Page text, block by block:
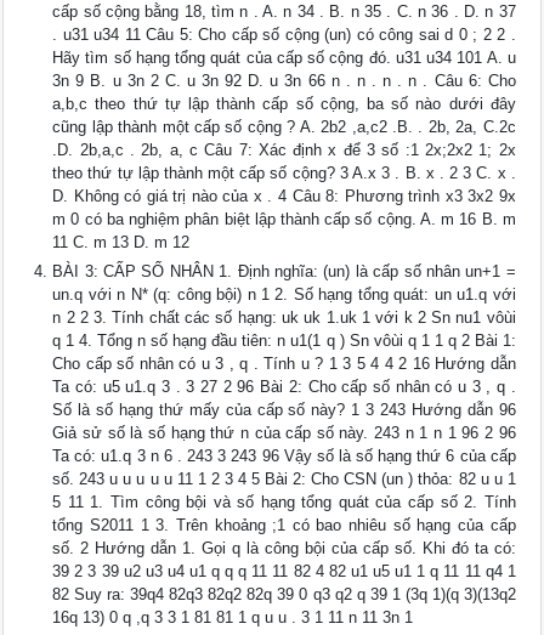
cấp số cộng bằng 18, tìm n . A. n 34 . B. n 35 . C. n 36 . D. n 37
. u31 u34 11 Câu 5: Cho cấp số cộng (un) có công sai d 0 ; 2 2 .
Hãy tìm số hạng tổng quát của cấp số cộng đó. u31 u34 101 A. u
3n 9 B. u 3n 2 C. u 3n 92 D. u 3n 66 n . n . n . n . Câu 6: Cho
a,b,c theo thứ tự lập thành cấp số cộng, ba số nào dưới đây
cũng lập thành một cấp số cộng ? A. 2b2 ,a,c2 .B. . 2b, 2a, C.2c
.D. 2b,a,c . 2b, a, c Câu 7: Xác định x để 3 số :1 2x;2x2 1; 2x
theo thứ tự lập thành một cấp số cộng? 3 A.x 3 . B. x . 2 3 C. x .
D. Không có giá trị nào của x . 4 Câu 8: Phương trình x3 3x2 9x
m 0 có ba nghiệm phân biệt lập thành cấp số cộng. A. m 16 B. m
11 C. m 13 D. m 12
BÀI 3: CẤP SỐ NHÂN 1. Định nghĩa: (un) là cấp số nhân un+1 =
un.q với n N* (q: công bội) n 1 2. Số hạng tổng quát: un u1.q với
n 2 2 3. Tính chất các số hạng: uk uk 1.uk 1 với k 2 Sn nu1 vôùi
q 1 4. Tổng n số hạng đầu tiên: n u1(1 q ) Sn vôùi q 1 1 q 2 Bài 1:
Cho cấp số nhân có u 3 , q . Tính u ? 1 3 5 4 4 2 16 Hướng dẫn
Ta có: u5 u1.q 3 . 3 27 2 96 Bài 2: Cho cấp số nhân có u 3 , q .
Số là số hạng thứ mấy của cấp số này? 1 3 243 Hướng dẫn 96
Giả sử số là số hạng thứ n của cấp số này. 243 n 1 n 1 96 2 96
Ta có: u1.q 3 n 6 . 243 3 243 96 Vậy số là số hạng thứ 6 của cấp
số. 243 u u u u u 11 1 2 3 4 5 Bài 2: Cho CSN (un ) thỏa: 82 u u 1
5 11 1. Tìm công bội và số hạng tổng quát của cấp số 2. Tính
tổng S2011 1 3. Trên khoảng ;1 có bao nhiêu số hạng của cấp
số. 2 Hướng dẫn 1. Gọi q là công bội của cấp số. Khi đó ta có:
39 2 3 39 u2 u3 u4 u1 q q q 11 11 82 4 82 u1 u5 u1 1 q 11 11 q4 1
82 Suy ra: 39q4 82q3 82q2 82q 39 0 q3 q2 q 39 1 (3q 1)(q 3)(13q2
16q 13) 0 q ,q 3 3 1 81 81 1 q u u . 3 1 11 n 11 3n 1